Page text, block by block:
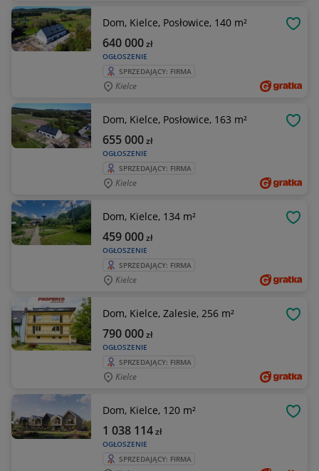
Dom, Kielce, Posłowice, 140 m²
OGŁOSZENIE
640 000zł
SPRZEDAJĄCY: FIRMA
Kielce
Dom, Kielce, Posłowice, 163 m²
OGŁOSZENIE
655 000zł
SPRZEDAJĄCY: FIRMA
Kielce
Dom, Kielce, 134 m²
OGŁOSZENIE
459 000zł
SPRZEDAJĄCY: FIRMA
Kielce
Dom, Kielce, Zalesie, 256 m²
OGŁOSZENIE
790 000zł
SPRZEDAJĄCY: FIRMA
Kielce
Dom, Kielce, 120 m²
OGŁOSZENIE
1 038 114zł
SPRZEDAJĄCY: FIRMA